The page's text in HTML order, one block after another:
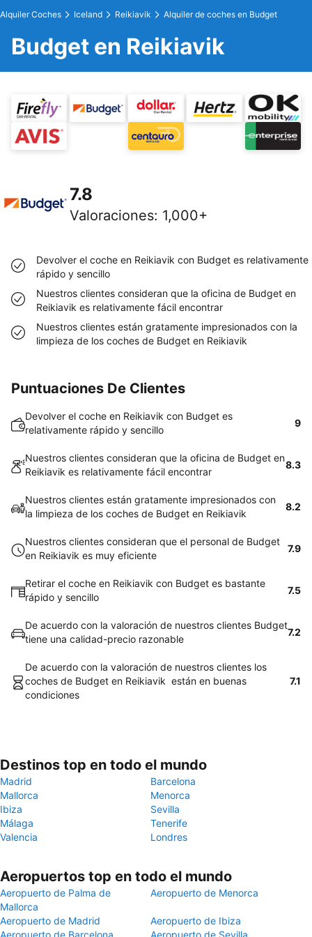
Alquiler Coches Iceland Reikiavik Alquiler de coches en Budget
Budget en Reikiavik
7.8
Valoraciones: 1,000+
Devolver el coche en Reikiavik con Budget es relativamente
rápido y sencillo
Nuestros clientes consideran que la oficina de Budget en
Reikiavik es relativamente fácil encontrar
Nuestros clientes están gratamente impresionados con la
limpieza de los coches de Budget en Reikiavik
Puntuaciones De Clientes
Devolver el coche en Reikiavik con Budget es
relativamente rápido y sencillo
9
Nuestros clientes consideran que la oficina de Budget en
Reikiavik es relativamente fácil encontrar
8.3
Nuestros clientes están gratamente impresionados con
la limpieza de los coches de Budget en Reikiavik
8.2
Nuestros clientes consideran que el personal de Budget
en Reikiavik es muy eficiente
7.9
Retirar el coche en Reikiavik con Budget es bastante
rápido y sencillo
7.5
De acuerdo con la valoración de nuestros clientes Budget
tiene una calidad-precio razonable
7.2
De acuerdo con la valoración de nuestros clientes los
coches de Budget en Reikiavik están en buenas
condiciones
7.1
Destinos top en todo el mundo
Madrid
Barcelona
Mallorca
Menorca
Ibiza
Sevilla
Málaga
Tenerife
Valencia
Londres
Aeropuertos top en todo el mundo
Aeropuerto de Palma de
Mallorca
Aeropuerto de Menorca
Aeropuerto de Madrid
Aeropuerto de Ibiza
Aeropuerto de Barcelona
Aeropuerto de Sevilla